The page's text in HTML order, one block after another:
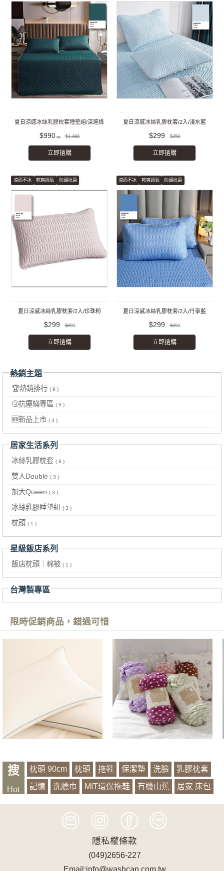
夏日涼感冰絲乳膠枕套睡墊組/深邃綠
$990 $1,480
立即搶購
夏日涼感冰絲乳膠枕套/2入/淺水藍
$299 $350
立即搶購
涼而不冰 乾爽透氣 防蟎抗菌
夏日涼感冰絲乳膠枕套/2入/珍珠粉
$299 $350
立即搶購
涼而不冰 乾爽透氣 防蟎抗菌
夏日涼感冰絲乳膠枕套/2入/丹寧藍
$299 $350
立即搶購
熱銷主題
🏆熱銷排行 ( 9 )
🤧抗塵蟎專區 ( 9 )
🆕新品上市 ( 4 )
居家生活系列
冰絲乳膠枕套 ( 8 )
雙人Double ( 3 )
加大Queen ( 3 )
冰絲乳膠睡墊組 ( 3 )
枕頭 ( 1 )
星級飯店系列
飯店枕頭｜棉被 ( 1 )
台灣製專區
限時促銷商品，錯過可惜
搜
Hot
枕頭 90cm 枕頭 拖鞋 保潔墊 洗臉 乳膠枕套
記憶 洗臉巾 MIT環保拖鞋 有機山蕉 居家 床包
抱枕套 萱銀 浴袍
隱私權條款
(049)2656-227